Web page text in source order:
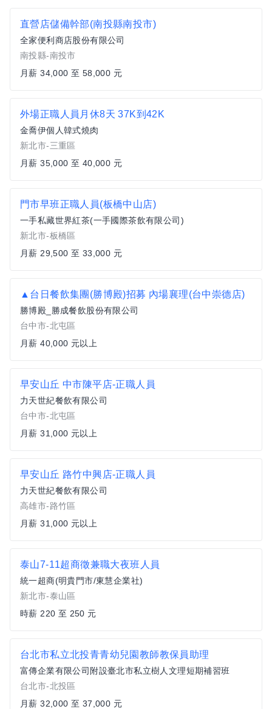
直營店儲備幹部(南投縣南投市)
全家便利商店股份有限公司
南投縣-南投市
月薪 34,000 至 58,000 元
外場正職人員月休8天 37K到42K
金喬伊個人韓式燒肉
新北市-三重區
月薪 35,000 至 40,000 元
門市早班正職人員(板橋中山店)
一手私藏世界紅茶(一手國際茶飲有限公司)
新北市-板橋區
月薪 29,500 至 33,000 元
▲台日餐飲集團(勝博殿)招募 內場襄理(台中崇德店)
勝博殿_勝成餐飲股份有限公司
台中市-北屯區
月薪 40,000 元以上
早安山丘 中市陳平店-正職人員
力天世紀餐飲有限公司
台中市-北屯區
月薪 31,000 元以上
早安山丘 路竹中興店-正職人員
力天世紀餐飲有限公司
高雄市-路竹區
月薪 31,000 元以上
泰山7-11超商徵兼職大夜班人員
統一超商(明貴門市/東慧企業社)
新北市-泰山區
時薪 220 至 250 元
台北市私立北投青青幼兒園教師教保員助理
富傳企業有限公司附設臺北市私立樹人文理短期補習班
台北市-北投區
月薪 32,000 至 37,000 元